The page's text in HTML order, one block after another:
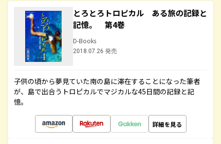
とろとろトロピカル ある旅の記録と
記憶。 第4巻
D-Books
2018.07.26 発売
子供の頃から夢見ていた南の島に滞在することになった筆者
が、島で出合うトロピカルでマジカルな45日間の記録と記
憶。
詳細を見る